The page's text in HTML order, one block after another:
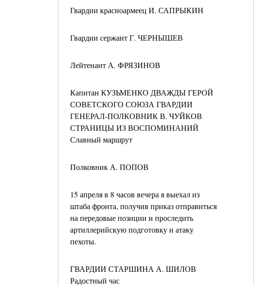
Гвардии красноармеец И. САПРЫКИН
Гвардии сержант Г. ЧЕРНЫШЕВ
Лейтенант А. ФРЯЗИНОВ
Капитан КУЗЬМЕНКО ДВАЖДЫ ГЕРОЙ
СОВЕТСКОГО СОЮЗА ГВАРДИИ
ГЕНЕРАЛ-ПОЛКОВНИК В. ЧУЙКОВ
СТРАНИЦЫ ИЗ ВОСПОМИНАНИЙ
Славный маршрут
Полковник А. ПОПОВ
15 апреля в 8 часов вечера я выехал из
штаба фронта, получив приказ отправиться
на передовые позиции и проследить
артиллерийскую подготовку и атаку
пехоты.
ГВАРДИИ СТАРШИНА А. ШИЛОВ
Радостный час